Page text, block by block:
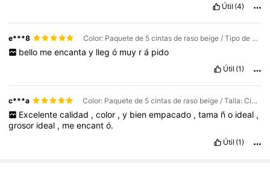
Útil (4)
e***8 Color: Paquete de 5 cintas de raso beige / Tipo de Estilo: A / Talla: Cinta de raso blanquecino largo total 2 metros, paquete de 5
bello me encanta y lleg ó muy r á pido
Útil (1)
c***a Color: Paquete de 5 cintas de raso beige / Talla: Cinta de raso blanquecino longitud total 2 metros, 2 piezas
Excelente calidad , color , y bien empacado , tama ñ o ideal ,
grosor ideal , meencantó.
Útil (1)